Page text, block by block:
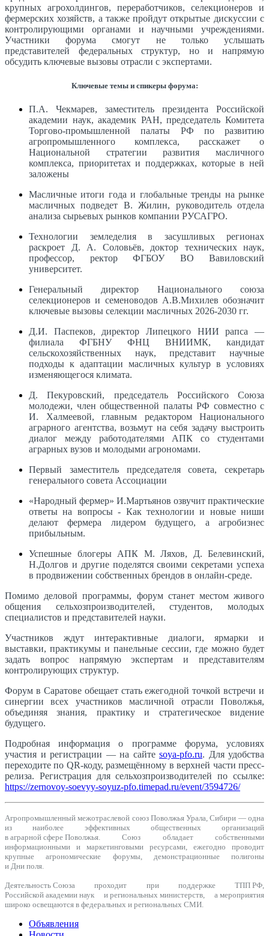
крупных агрохолдингов, переработчиков, селекционеров и
фермерских хозяйств, а также пройдут открытые дискуссии с
контролирующими органами и научными учреждениями.
Участники форума смогут не только услышать
представителей федеральных структур, но и напрямую
обсудить ключевые вызовы отрасли с экспертами.
Ключевые темы и спикеры форума:
П.А. Чекмарев, заместитель президента Российской
академии наук, академик РАН, председатель Комитета
Торгово-промышленной палаты РФ по развитию
агропромышленного комплекса, расскажет о
Национальной стратегии развития масличного
комплекса, приоритетах и поддержках, которые в ней
заложены
Масличные итоги года и глобальные тренды на рынке
масличных подведет В. Жилин, руководитель отдела
анализа сырьевых рынков компании РУСАГРО.
Технологии земледелия в засушливых регионах
раскроет Д. А. Соловьёв, доктор технических наук,
профессор, ректор ФГБОУ ВО Вавиловский
университет.
Генеральный директор Национального союза
селекционеров и семеноводов А.В.Михилев обозначит
ключевые вызовы селекции масличных 2026-2030 гг.
Д.И. Паспеков, директор Липецкого НИИ рапса —
филиала ФГБНУ ФНЦ ВНИИМК, кандидат
сельскохозяйственных наук, представит научные
подходы к адаптации масличных культур в условиях
изменяющегося климата.
Д. Пекуровский, председатель Российского Союза
молодежи, член общественной палаты РФ совместно с
И. Халмеевой, главным редактором Национального
аграрного агентства, возьмут на себя задачу выстроить
диалог между работодателями АПК со студентами
аграрных вузов и молодыми агрономами.
Первый заместитель председателя совета, секретарь
генерального совета Ассоциации
«Народный фермер» И.Мартьянов озвучит практические
ответы на вопросы - Как технологии и новые ниши
делают фермера лидером будущего, а агробизнес
прибыльным.
Успешные блогеры АПК М. Ляхов, Д. Белевинский,
Н.Долгов и другие поделятся своими секретами успеха
в продвижении собственных брендов в онлайн-среде.
Помимо деловой программы, форум станет местом живого
общения сельхозпроизводителей, студентов, молодых
специалистов и представителей науки.
Участников ждут интерактивные диалоги, ярмарки и
выставки, практикумы и панельные сессии, где можно будет
задать вопрос напрямую экспертам и представителям
контролирующих структур.
Форум в Саратове обещает стать ежегодной точкой встречи и
синергии всех участников масличной отрасли Поволжья,
объединяя знания, практику и стратегическое видение
будущего.
Подробная информация о программе форума, условиях
участия и регистрации — на сайте soya-pfo.ru. Для удобства
переходите по QR‑коду, размещённому в верхней части пресс-
релиза. Регистрация для сельхозпроизводителей по ссылке:
https://zernovoy-soevyy-soyuz-pfo.timepad.ru/event/3594726/
Агропромышленный межотраслевой союз Поволжья Урала, Сибири — одна
из наиболее эффективных общественных организаций
в аграрной сфере Поволжья. Союз обладает собственными
информационными и маркетинговыми ресурсами, ежегодно проводит
крупные агрономические форумы, демонстрационные полигоны
и Дни поля.
Деятельность Союза проходит при поддержке ТПП РФ,
Российской академии наук и региональных министерств, а мероприятия
широко освещаются в федеральных и региональных СМИ.
Объявления